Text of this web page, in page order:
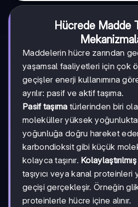
Hücrede Madde
Maddelerin hücre zarından
yaşamsal faaliyetleri için çok
geçişler enerji kullanımına
ayrılır: pasif ve aktif taşıma.
Pasif taşıma türlerinden biri
moleküller yüksek
yoğunluğa doğru hareket
karbondioksit gibi küçük
kolayca taşınır.
taşıyıcı veya kanal proteinleri
geçişi gerçekleşir. Örneğin
proteinlerle hücre içine alınır.